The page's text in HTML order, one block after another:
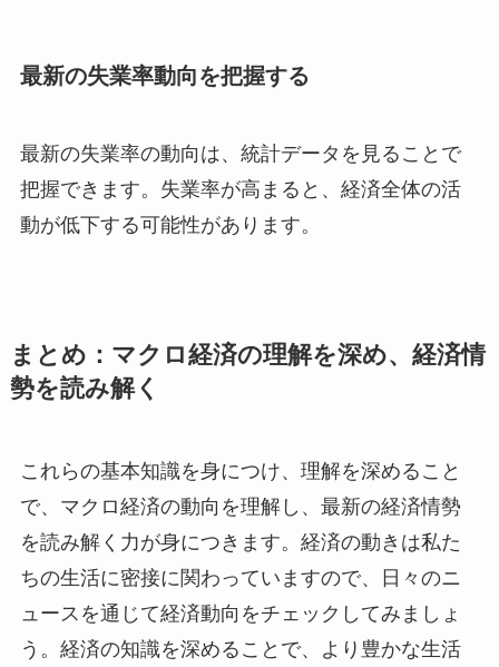
最新の失業率動向を把握する
最新の失業率の動向は、統計データを見ることで
把握できます。失業率が高まると、経済全体の活
動が低下する可能性があります。
まとめ：マクロ経済の理解を深め、経済情
勢を読み解く
これらの基本知識を身につけ、理解を深めること
で、マクロ経済の動向を理解し、最新の経済情勢
を読み解く力が身につきます。経済の動きは私た
ちの生活に密接に関わっていますので、日々のニ
ュースを通じて経済動向をチェックしてみましょ
う。経済の知識を深めることで、より豊かな生活